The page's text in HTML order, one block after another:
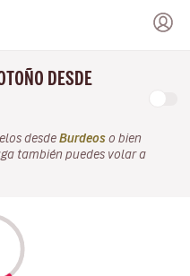
DESDE
desde Burdeos o bien
también puedes volar a